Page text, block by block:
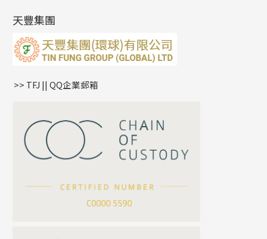
公司名稱
雙十字鏈系列
水波鏈系列
蛇骨鏈系列
鏈尾系列
嘴唇鏈系列
S車花鏈系列
珍珠鏈系列
坦克鏈系列
滿天星鏈系列
方假繩鏈系列
耳環扣系列
耳綫/耳鈎系列
耳環爪頭
耳環
字母吊墜
相盒吊墜
項鏈吊墜
生肖吊墜
星座吊墜
珠扣
天豐集團
>> TFJ || QQ企業郵箱